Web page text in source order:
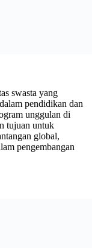
swasta yang
pendidikan dan
unggulan di
tujuan untuk
global,
pengembangan